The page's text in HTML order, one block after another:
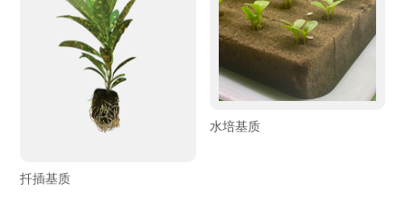
扦插基质
水培基质